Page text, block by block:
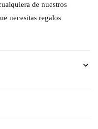
de nuestros
necesitas regalos